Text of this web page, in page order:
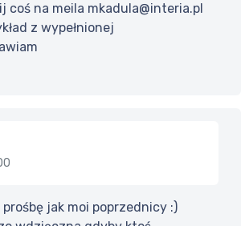
coś na meila mkadula@interia.pl
z wypełnionej
prośbę jak moi poprzednicy :)